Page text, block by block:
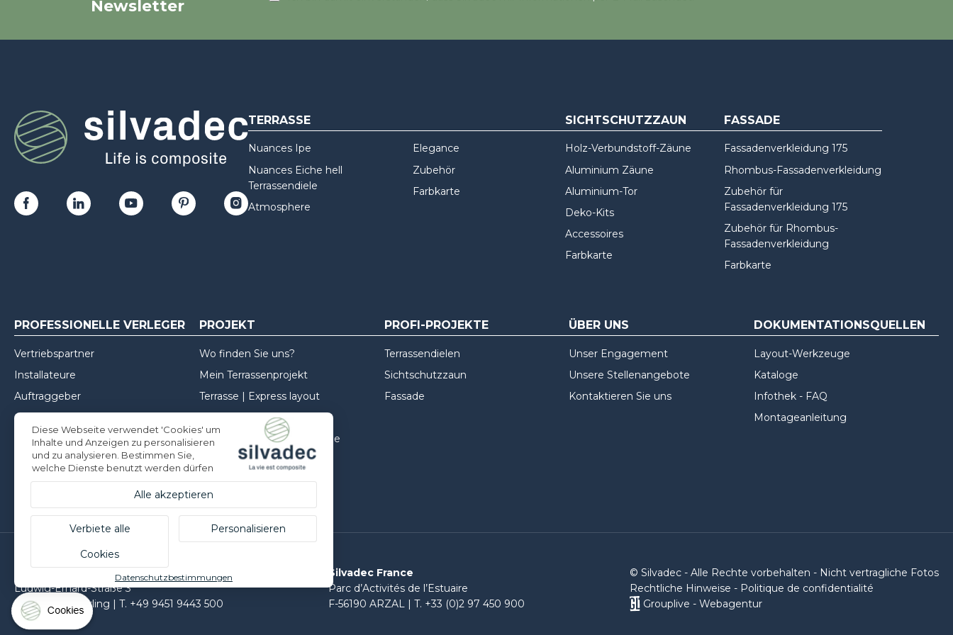
Newsletter
TERRASSE
Nuances Ipe
Nuances Eiche hell
Terrassendiele
Atmosphere
Elegance
Zubehör
Farbkarte
SICHTSCHUTZZAUN
Holz-Verbundstoff-Zäune
Aluminium Zäune
Aluminium-Tor
Deko-Kits
Accessoires
Farbkarte
FASSADE
Fassadenverkleidung 175
Rhombus-Fassadenverkleidung
Zubehör für
Fassadenverkleidung 175
Zubehör für Rhombus-
Fassadenverkleidung
Farbkarte
PROFESSIONELLE VERLEGER
Vertriebspartner
Installateure
Auftraggeber
PROJEKT
Wo finden Sie uns?
Mein Terrassenprojekt
Terrasse | Express layout
Mein Zaunprojekt
Mein Projekt für die Fassade
Inspirationen
Tipps zur Installation
PROFI-PROJEKTE
Terrassendielen
Sichtschutzzaun
Fassade
ÜBER UNS
Unser Engagement
Unsere Stellenangebote
Kontaktieren Sie uns
DOKUMENTATIONSQUELLEN
Layout-Werkzeuge
Kataloge
Infothek - FAQ
Montageanleitung
Silvadec Deutschland
Ludwig-Erhard-Straße 3
D-84069 Schierling | T. +49 9451 9443 500
Silvadec France
Parc d’Activités de l’Estuaire
F-56190 ARZAL | T. +33 (0)2 97 450 900
© Silvadec - Alle Rechte vorbehalten - Nicht vertragliche Fotos
Rechtliche Hinweise - Politique de confidentialité
Grouplive - Webagentur
Diese Webseite verwendet 'Cookies' um
Inhalte und Anzeigen zu personalisieren
und zu analysieren. Bestimmen Sie,
welche Dienste benutzt werden dürfen
Alle akzeptieren
Verbiete alle
Cookies
Personalisieren
Datenschutzbestimmungen